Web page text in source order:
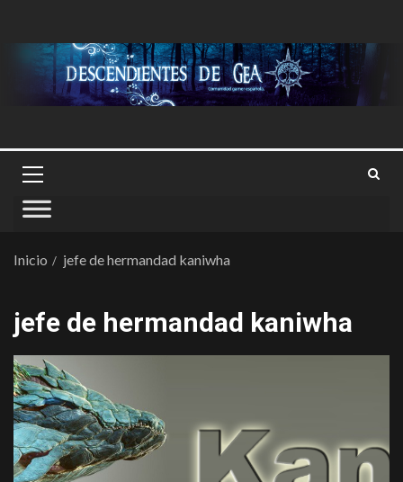
Inicio jefe de hermandad kaniwha
jefe de hermandad kaniwha